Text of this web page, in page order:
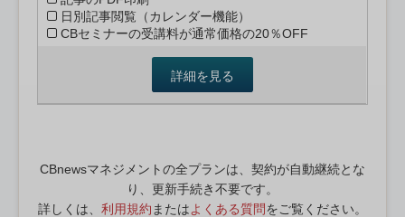
日別記事閲覧（カレンダー機能）
CBセミナーの受講料が通常価格の20％OFF
詳細を見る
CBnewsマネジメントの全プランは、契約が自動継続とな
り、更新手続き不要です。
詳しくは、 利用規約 またはよくある質問をご覧ください。